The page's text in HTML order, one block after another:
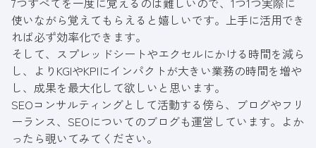
使いながら覚えてもらえると嬉しいです。上手に活用でき
れば必ず効率化できます。
そして、スプレッドシートやエクセルにかける時間を減ら
し、よりKGIやKPIにインパクトが大きい業務の時間を増や
し、成果を最大化して欲しいと思います。
SEOコンサルティングとして活動する傍ら、ブログやフリ
ーランス、SEOについてのブログも運営しています。よか
ったら覗いてみてください。